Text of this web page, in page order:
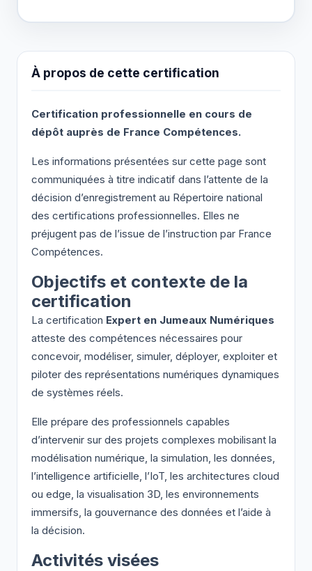
À propos de cette certification
Certification professionnelle en cours de
dépôt auprès de France Compétences.
Les informations présentées sur cette page sont
communiquées à titre indicatif dans l’attente de la
décision d’enregistrement au Répertoire national
des certifications professionnelles. Elles ne
préjugent pas de l’issue de l’instruction par France
Compétences.
Objectifs et contexte de la
certification
La certification Expert en Jumeaux Numériques
atteste des compétences nécessaires pour
concevoir, modéliser, simuler, déployer, exploiter et
piloter des représentations numériques dynamiques
de systèmes réels.
Elle prépare des professionnels capables
d’intervenir sur des projets complexes mobilisant la
modélisation numérique, la simulation, les données,
l’intelligence artificielle, l’IoT, les architectures cloud
ou edge, la visualisation 3D, les environnements
immersifs, la gouvernance des données et l’aide à
la décision.
Activités visées